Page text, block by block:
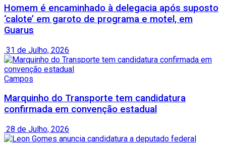
Homem é encaminhado à delegacia após suposto
‘calote’ em garoto de programa e motel, em
Guarus
31 de Julho, 2026
Campos
Marquinho do Transporte tem candidatura
confirmada em convenção estadual
28 de Julho, 2026